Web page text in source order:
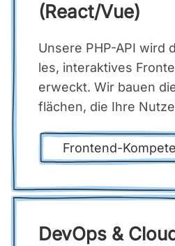
(React/Vue)
Unse­re PHP-API wird
les, inter­ak­ti­ves
erweckt. Wir bau­en
flä­chen, die Ihre
Front­end-
DevOps &